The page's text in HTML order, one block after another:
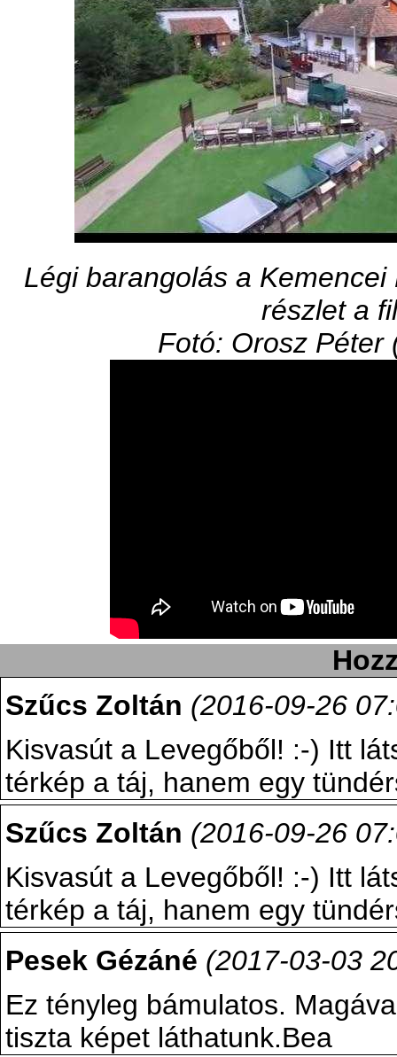
Légi barangolás a
részlet a
Fotó: Orosz Péter
Szűcs Zoltán (2016-09-26
Kisvasút a Levegőből! :-) Itt
térkép a táj, hanem egy
Szűcs Zoltán (2016-09-26
Kisvasút a Levegőből! :-) Itt
térkép a táj, hanem egy
Pesek Gézáné (2017-03-03
Ez tényleg bámulatos.
tiszta képet láthatunk.Bea